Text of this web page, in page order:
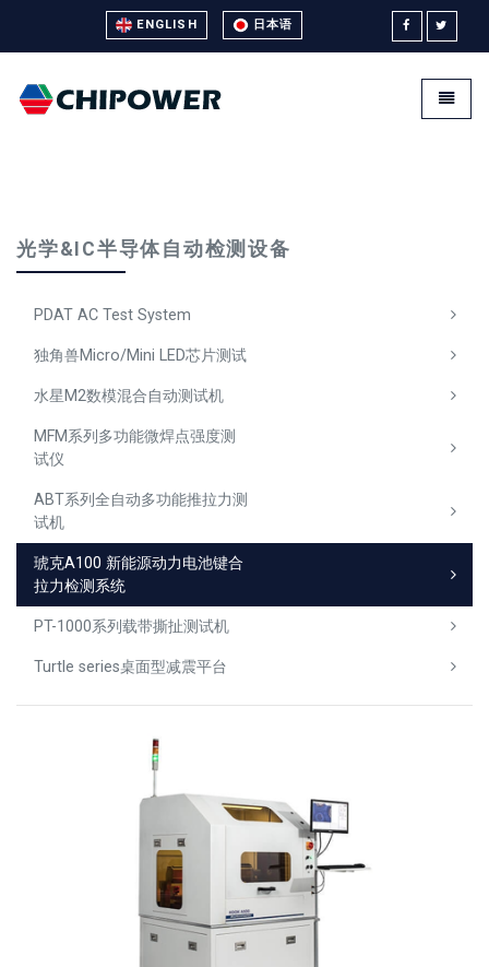
ENGLISH 日本语
Universal - go to homepage
光学&IC半导体自动检测设备
PDAT AC Test System
独角兽Micro/Mini LED芯片测试
水星M2数模混合自动测试机
MFM系列多功能微焊点强度测
试仪
ABT系列全自动多功能推拉力测
试机
琥克A100 新能源动力电池键合
拉力检测系统
PT-1000系列载带撕扯测试机
Turtle series桌面型减震平台